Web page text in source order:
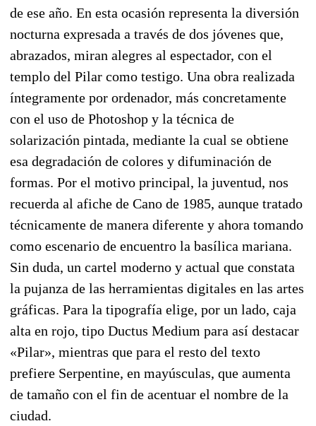
de ese año. En esta ocasión representa la diversión
nocturna expresada a través de dos jóvenes que,
abrazados, miran alegres al espectador, con el
templo del Pilar como testigo. Una obra realizada
íntegramente por ordenador, más concretamente
con el uso de Photoshop y la técnica de
solarización pintada, mediante la cual se obtiene
esa degradación de colores y difuminación de
formas. Por el motivo principal, la juventud, nos
recuerda al afiche de Cano de 1985, aunque tratado
técnicamente de manera diferente y ahora tomando
como escenario de encuentro la basílica mariana.
Sin duda, un cartel moderno y actual que constata
la pujanza de las herramientas digitales en las artes
gráficas. Para la tipografía elige, por un lado, caja
alta en rojo, tipo Ductus Medium para así destacar
«Pilar», mientras que para el resto del texto
prefiere Serpentine, en mayúsculas, que aumenta
de tamaño con el fin de acentuar el nombre de la
ciudad.